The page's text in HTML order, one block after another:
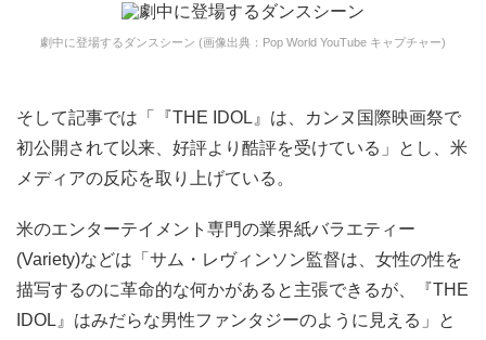
劇中に登場するダンスシーン (画像出典：Pop World YouTube キャプチャー)
そして記事では「『THE IDOL』は、カンヌ国際映画祭で
初公開されて以来、好評より酷評を受けている」とし、米
メディアの反応を取り上げている。
米のエンターテイメント専門の業界紙バラエティー
(Variety)などは「サム・レヴィンソン監督は、女性の性を
描写するのに革命的な何かがあると主張できるが、『THE
IDOL』はみだらな男性ファンタジーのように見える」と